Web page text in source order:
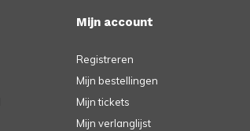
Mijn account
Registreren
Mijn bestellingen
Mijn tickets
Mijn verlanglijst